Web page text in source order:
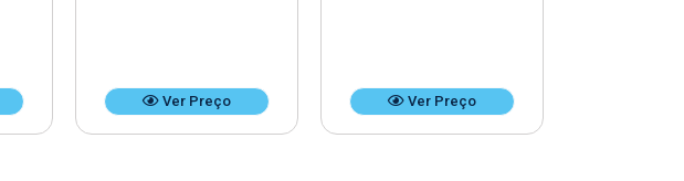
Ver Preço Ver Preço